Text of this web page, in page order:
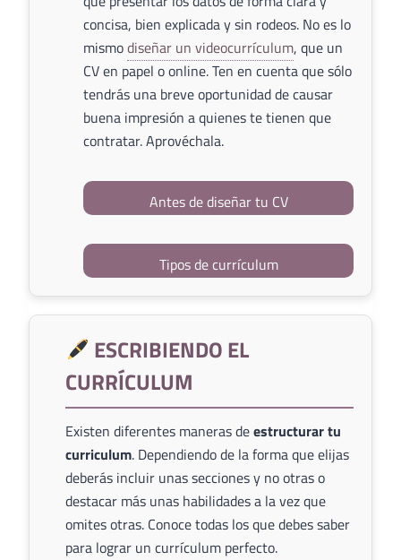
concisa, bien explicada y sin rodeos. No es lo
mismodiseñar un videocurrículum, que un
CV en papel o online. Ten en cuenta que sólo
tendrás una breve oportunidad de causar
buena impresión a quienes te tienen que
contratar. Aprovéchala.
Antes de diseñar tu CV
Tipos de currículum
ESCRIBIENDO EL
CURRÍCULUM
Existen diferentes maneras deestructurar tu
curriculum. Dependiendo de la forma que elijas
deberás incluir unas secciones y no otras o
destacar más unas habilidades a la vez que
omites otras. Conoce todas los que debes saber
para lograr un currículum perfecto.